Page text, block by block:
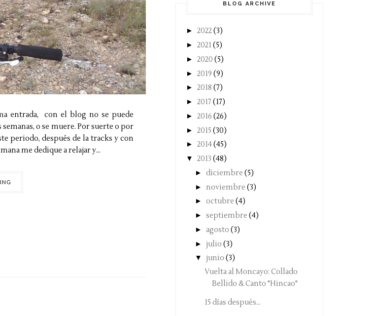
entrada, con el blog no se puede
o se muere. Por suerte o por
periodo, después de la tracks y con
me dedique a relajar y...
BLOG ARCHIVE
► 2022(3)
► 2021(5)
► 2020 (5)
► 2019 (9)
► 2018 (7)
► 2017 (17)
► 2016 (26)
► 2015 (30)
► 2014(45)
▼ 2013 (48)
► diciembre (5)
► noviembre (3)
► octubre (4)
► septiembre (4)
► agosto (3)
► julio (3)
▼ junio (3)
Vuelta al Moncayo: Collado
Bellido & Canto "Hincao"
15 días después...